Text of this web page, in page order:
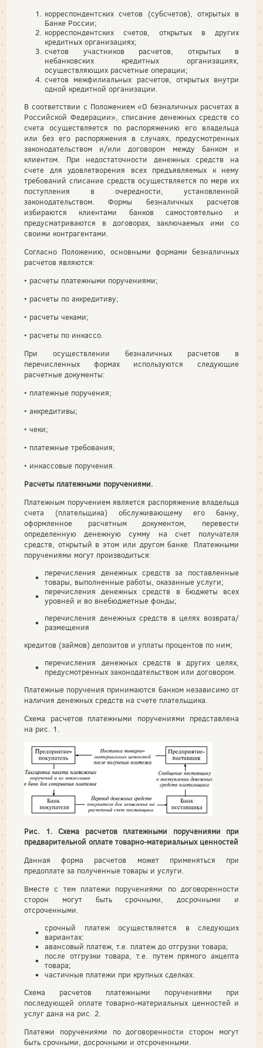
корреспондентских счетов (субсчетов), открытых в
Банке России;
корреспондентских счетов, открытых в других
кредитных организациях;
счетов участников расчетов, открытых в
небанковских кредитных организациях,
осуществляющих расчетные операции;
счетов межфилиальных расчетов, открытых внутри
одной кредитной организации.
В соответствии с Положением «О безналичных расчетах в
Российской Федерации», списание денежных средств со
счета осуществляется по распоряжению его владельца
или без его распоряжения в случаях, предусмотренных
законодательством и/или договором между банком и
клиентом. При недостаточности денежных средств на
счете для удовлетворения всех предъявляемых к нему
требований списание средств осуществляется по мере их
поступления в очередности, установленной
законодательством. Формы безналичных расчетов
избираются клиентами банков самостоятельно и
предусматриваются в договорах, заключаемых ими со
своими контрагентами.
Согласно Положению, основными формами безналичных
расчетов являются:
• расчеты платежными поручениями;
• расчеты по аккредитиву;
• расчеты чеками;
• расчеты по инкассо.
При осуществлении безналичных расчетов в
перечисленных формах используются следующие
расчетные документы:
• платежные поручения;
• аккредитивы;
• чеки;
• платежные требования;
• инкассовые поручения.
Расчеты платежными поручениями.
Платежным поручением является распоряжение владельца
счета (плательщика) обслуживающему его банку,
оформленное расчетным документом, перевести
определенную денежную сумму на счет получателя
средств, открытый в этом или другом банке. Платежными
поручениями могут производиться:
перечисления денежных средств за поставленные
товары, выполненные работы, оказанные услуги;
перечисления денежных средств в бюджеты всех
уровней и во внебюджетные фонды;
перечисления денежных средств в целях возврата/
размещения
кредитов (займов) депозитов и уплаты процентов по ним;
перечисления денежных средств в других целях,
предусмотренных законодательством или договором.
Платежные поручения принимаются банком независимо от
наличия денежных средств на счете плательщика.
Схема расчетов платежными поручениями представлена
на рис. 1.
Рис. 1. Схема расчетов платежными поручениями при
предварительной оплате товарно-материальных ценностей
Данная форма расчетов может применяться при
предоплате за полученные товары и услуги.
Вместе с тем платежи поручениями по договоренности
сторон могут быть срочными, досрочными и
отсроченными.
срочный платеж осуществляется в следующих
вариантах:
авансовый платеж, т.е. платеж до отгрузки товара;
после отгрузки товара, т.е. путем прямого акцепта
товара;
частичные платежи при крупных сделках.
Схема расчетов платежными поручениями при
последующей оплате товарно-материальных ценностей и
услуг дана на рис. 2.
Платежи поручениями по договоренности сторон могут
быть срочными, досрочными и отсроченными.